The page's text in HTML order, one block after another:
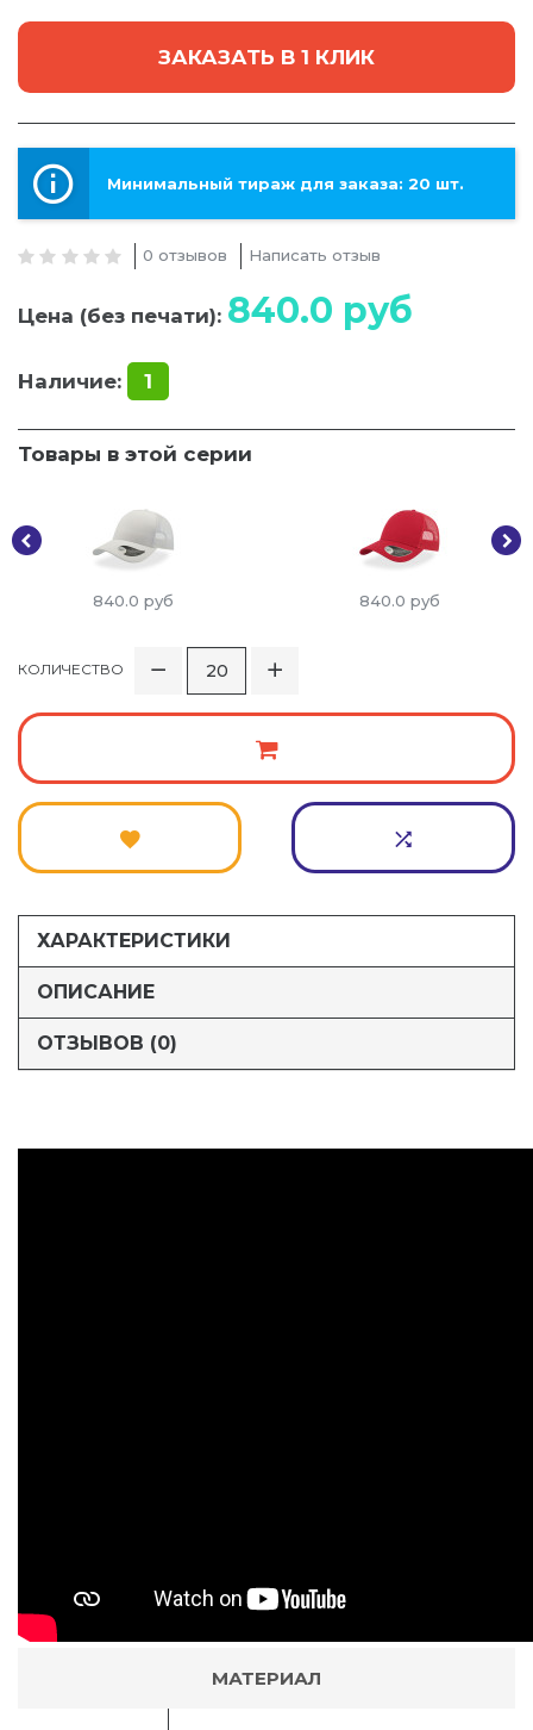
ЗАКАЗАТЬ В 1 КЛИК
Минимальный тираж для заказа: 20 шт.
0 отзывов Написать отзыв
Цена (без печати): 840.0 руб
Наличие: 1
Товары в этой серии
840.0 руб 840.0 руб
КОЛИЧЕСТВО
ХАРАКТЕРИСТИКИ
ОПИСАНИЕ
ОТЗЫВОВ (0)
МАТЕРИАЛ